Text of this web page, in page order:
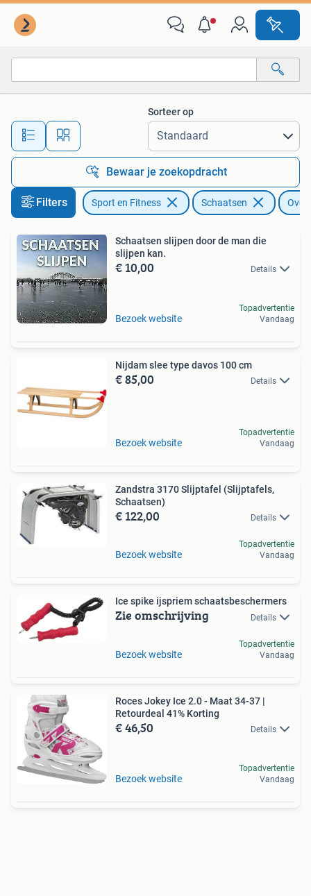
Alle afstanden…
Sorteer op
Bewaar je zoekopdracht
Filters Sport en Fitness Schaatsen
Schaatsen slijpen door de man die
slijpen kan.
€ 10,00 Details
Bezoek website
Topadvertentie
Vandaag
Nijdam slee type davos 100 cm
€ 85,00 Details
Bezoek website
Topadvertentie
Vandaag
Zandstra 3170 Slijptafel (Slijptafels,
Schaatsen)
€ 122,00 Details
Bezoek website
Topadvertentie
Vandaag
Ice spike ijspriem schaatsbeschermers
Zie omschrijving Details
Bezoek website
Topadvertentie
Vandaag
Roces Jokey Ice 2.0 - Maat 34-37 |
Retourdeal 41% Korting
€ 46,50 Details
Bezoek website
Topadvertentie
Vandaag